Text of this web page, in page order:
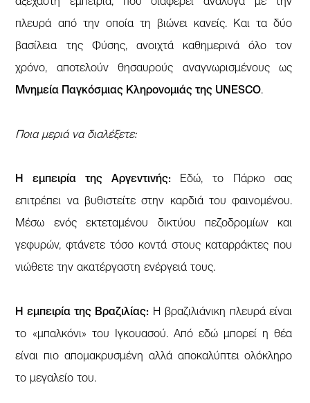
πλευρά από την οποία τη βιώνει κανείς. Και τα δύο
βασίλεια της Φύσης, ανοιχτά καθημερινά όλο τον
χρόνο, αποτελούν θησαυρούς αναγνωρισμένους ως
Μνημεία Παγκόσμιας Κληρονομιάς της UNESCO.
Ποια μεριά να διαλέξετε:
Η εμπειρία της Αργεντινής: Εδώ, το Πάρκο σας
επιτρέπει να βυθιστείτε στην καρδιά του φαινομένου.
Μέσω ενός εκτεταμένου δικτύου πεζοδρομίων και
γεφυρών, φτάνετε τόσο κοντά στους καταρράκτες που
νιώθετε την ακατέργαστη ενέργειά τους.
Η εμπειρία της Βραζιλίας: Η βραζιλιάνικη πλευρά είναι
το «μπαλκόνι» του Ιγκουασού. Από εδώ μπορεί η θέα
είναι πιο απομακρυσμένη αλλά αποκαλύπτει ολόκληρο
το μεγαλείο του.